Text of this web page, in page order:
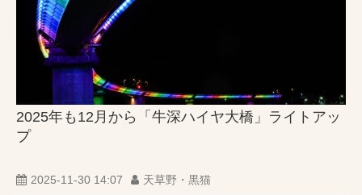
2025年も12月から「牛深ハイヤ大橋」ライトアッ
プ
2025-11-30 14:07 天草野・黒猫